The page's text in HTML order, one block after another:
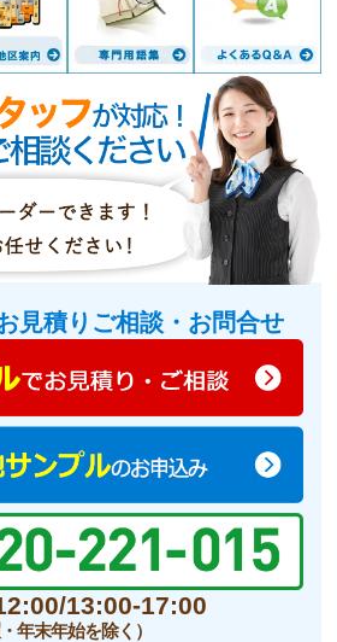
見積りご相談・お問合せ
13:00-17:00
年末年始を除く）